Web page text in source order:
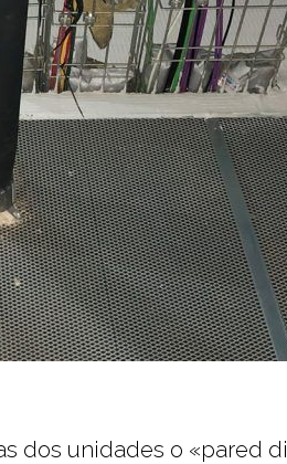
dos unidades o «pared